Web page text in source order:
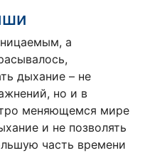
а
дыхание – не
но и в
меняющемся мире
и не позволять
часть времени